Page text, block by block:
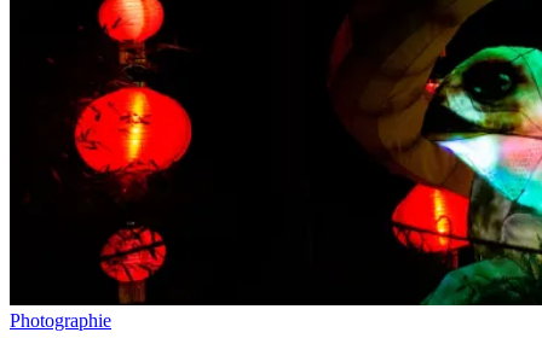
Photowalk
Photographie